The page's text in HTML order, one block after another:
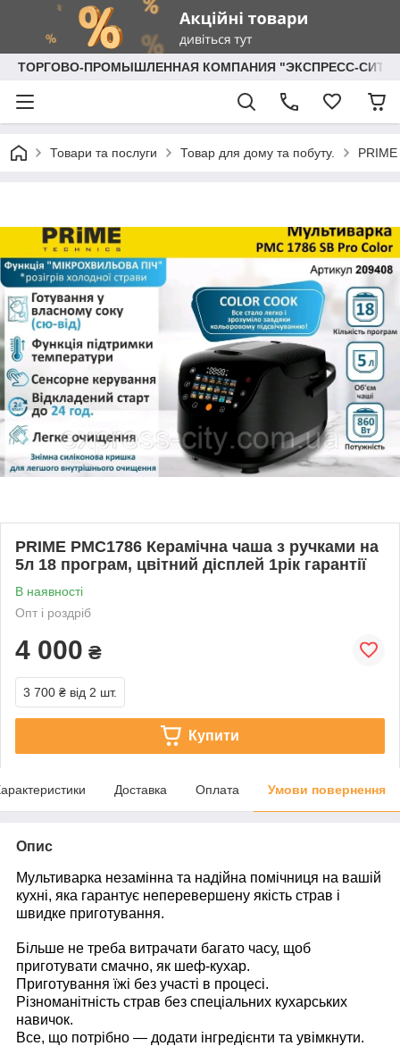
ТОРГОВО-ПРОМЫШЛЕННАЯ КОМПАНИЯ "ЭКСПРЕСС-СИТИ"
Товари та послуги Товар для дому та побуту. PRIME
PRIME PMC1786 Керамічна чаша з ручками на
5л 18 програм, цвітний дісплей 1рік гарантії
В наявності
Опт і роздріб
4 000 ₴
3 700 ₴ від 2 шт.
Купити
Доставка Оплата Умови повернення
Опис
Мультиварка незамінна та надійна помічниця на вашій
кухні, яка гарантує неперевершену якість страв і
швидке приготування.
Більше не треба витрачати багато часу, щоб
приготувати смачно, як шеф-кухар.
Приготування їжі без участі в процесі.
Різноманітність страв без спеціальних кухарських
навичок.
Все, що потрібно — додати інгредієнти та увімкнути.